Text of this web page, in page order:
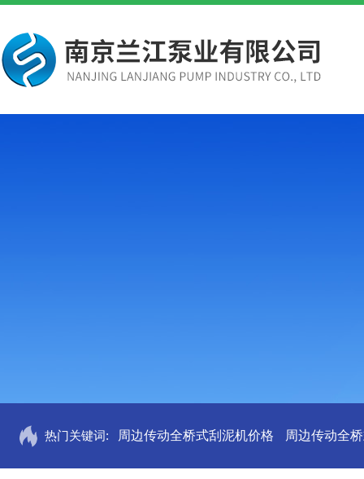
热门关键词: 周边传动全桥式刮泥机价格 周边传动全